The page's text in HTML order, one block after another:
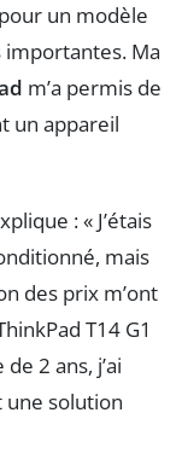
un modèle
importantes. Ma
m’a permis de
un appareil
: « J’étais
mais
des prix m’ont
T14 G1
2 ans, j’ai
une solution